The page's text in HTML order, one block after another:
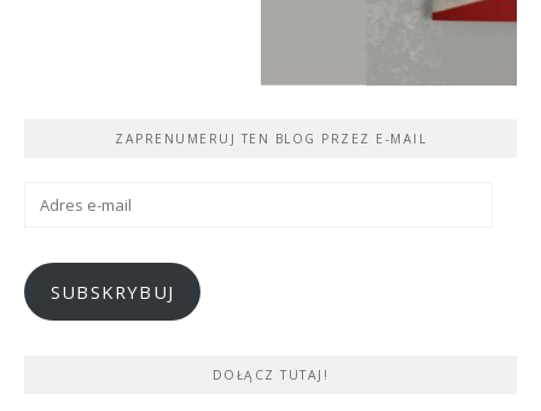
ZAPRENUMERUJ TEN BLOG PRZEZ E-MAIL
Adres
SUBSKRYBUJ
DOŁĄCZ TUTAJ!